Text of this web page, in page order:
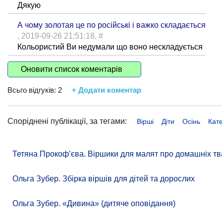
Дякую
А чому золотая це по російські і важко складається
, 2019-09-26 21:51:18, #
Кольористий Ви недумали що воно нескладується
Оновити список коментарів
Всьго відгуків: 2 + Додати коментар
Споріднені публікації, за тегами: Вірші Діти Осінь
Тетяна Прокоф’єва. Віршики для малят про домашніх
Ольга Зубер. Збірка віршів для дітей та дорослих
Ольга Зубер. «Дивина» (дитяче оповідання)